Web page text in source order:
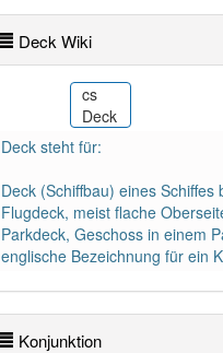
Deck Wiki
cs
Deck
Deck steht für:
Deck (Schiffbau) eines Schiffes
Flugdeck, meist flache
Parkdeck, Geschoss in einem
englische Bezeichnung für ein
Konjunktion